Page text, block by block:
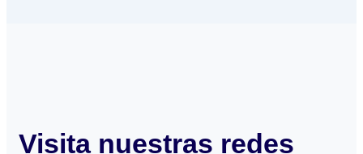
Visita nuestras redes